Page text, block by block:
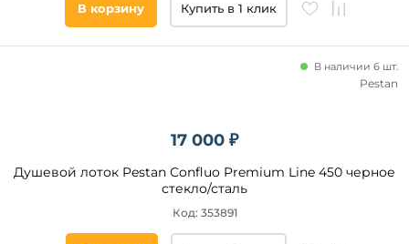
В корзину Купить в 1 клик
17 000 ₽
Душевой лоток Pestan Confluo Premium Line 450 черное
стекло/сталь
В наличии 6 шт.
Код: 353891
Pestan